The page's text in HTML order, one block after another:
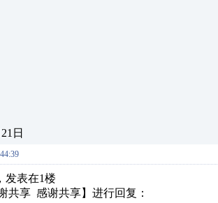
日
发表在1楼
享 感谢共享】进行回复：